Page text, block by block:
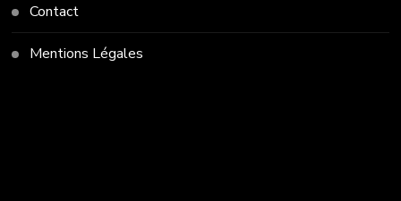
Contact
Mentions Légales